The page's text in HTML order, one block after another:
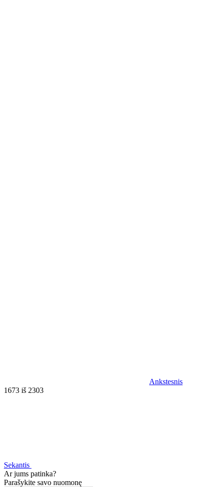
Ankstesnis
1673 iš 2303
Sekantis
Ar jums patinka?
Parašykite savo nuomonę